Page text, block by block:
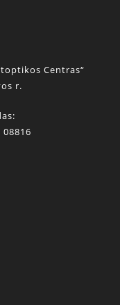
Centras“
r.